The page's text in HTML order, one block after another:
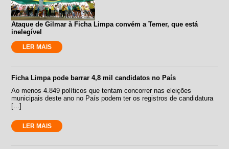
Ataque de Gilmar à Ficha Limpa convém a Temer, que está
inelegível
LER MAIS
Ficha Limpa pode barrar 4,8 mil candidatos no País
Ao menos 4.849 políticos que tentam concorrer nas eleições
municipais deste ano no País podem ter os registros de candidatura
[...]
LER MAIS